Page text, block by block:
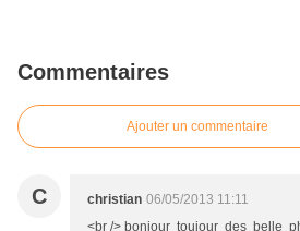
Commentaires
Ajouter un commentaire
C christian 06/05/2013 11:11
<br /> bonjour toujour des belle